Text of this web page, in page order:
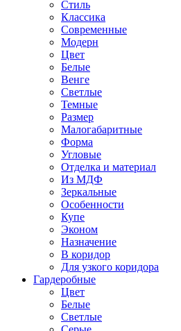
Стиль
Классика
Современные
Модерн
Цвет
Белые
Венге
Светлые
Темные
Размер
Малогабаритные
Форма
Угловые
Отделка и материал
Из МДФ
Зеркальные
Особенности
Купе
Эконом
Назначение
В коридор
Для узкого коридора
Гардеробные
Цвет
Белые
Светлые